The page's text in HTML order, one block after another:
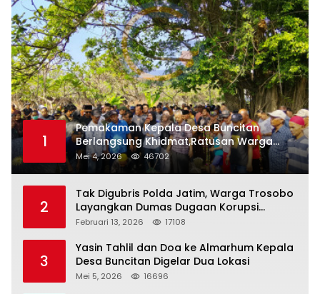
1
Pemakaman Kepala Desa Buncitan
Berlangsung Khidmat,Ratusan Warga
Larut Dalam Duka Yang Mendalam
Mei 4, 2026 46702
2
Tak Digubris Polda Jatim, Warga Trosobo
Layangkan Dumas Dugaan Korupsi
Oknum DPRD Sidoarjo ke Kapolri
Februari 13, 2026 17108
3
Yasin Tahlil dan Doa ke Almarhum Kepala
Desa Buncitan Digelar Dua Lokasi
Mei 5, 2026 16696